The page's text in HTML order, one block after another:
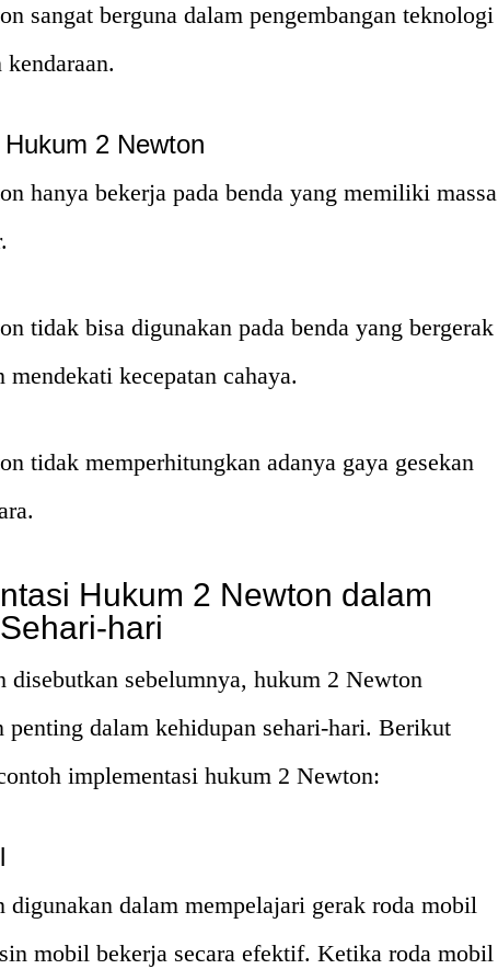
sangat berguna dalam pengembangan teknologi
2 Newton
hanya bekerja pada benda yang memiliki massa
tidak bisa digunakan pada benda yang bergerak
mendekati kecepatan cahaya.
tidak memperhitungkan adanya gaya gesekan
Hukum 2 Newton dalam
hari
disebutkan sebelumnya, hukum 2 Newton
penting dalam kehidupan sehari-hari. Berikut
implementasi hukum 2 Newton:
dalam mempelajari gerak roda mobil
mobil bekerja secara efektif. Ketika roda mobil